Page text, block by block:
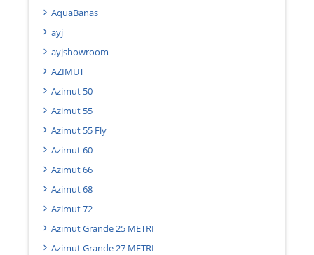
AquaBanas
ayj
ayjshowroom
AZIMUT
Azimut 50
Azimut 55
Azimut 55 Fly
Azimut 60
Azimut 66
Azimut 68
Azimut 72
Azimut Grande 25 METRI
Azimut Grande 27 METRI